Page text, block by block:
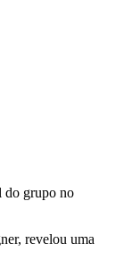
do grupo no
revelou uma